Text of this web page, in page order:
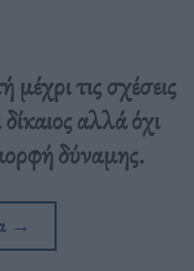
τις σχέσεις
αλλά όχι
δύναμης.
→